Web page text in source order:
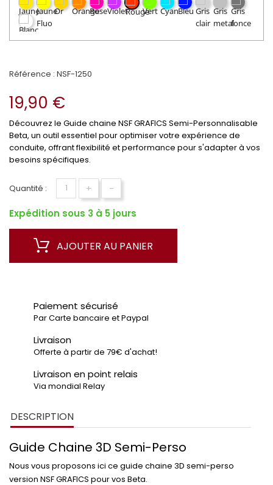
Référence : NSF-1250
19,90 €
Découvrez le Guide chaine NSF GRAFICS Semi-Personnalisable
Beta, un outil essentiel pour optimiser votre expérience de
conduite, offrant flexibilité et performance pour s'adapter à vos
besoins spécifiques.
Quantité : +
-
Expédition sous 3 à 5 jours
AJOUTER AU PANIER
Paiement sécurisé
Par Carte bancaire et Paypal
Livraison
Offerte à partir de 79€ d'achat!
Livraison en point relais
Via mondial Relay
DESCRIPTION
Guide Chaine 3D Semi-Perso
Nous vous proposons ici ce guide chaine 3D semi-perso
version NSF GRAFICS pour vos Beta.